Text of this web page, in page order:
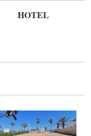
HOTEL